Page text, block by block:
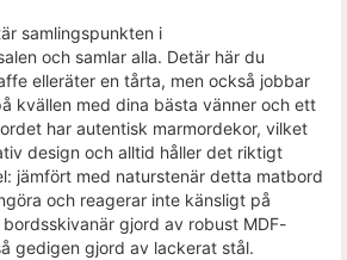
samlingspunkten i
och samlar alla. Detär här du
elleräter en tårta, men också jobbar
kvällen med dina bästa vänner och ett
har autentisk marmordekor, vilket
design och alltid håller det riktigt
jämfört med naturstenär detta matbord
och reagerar inte känsligt på
gjord av robust MDF-
gedigen gjord av lackerat stål.